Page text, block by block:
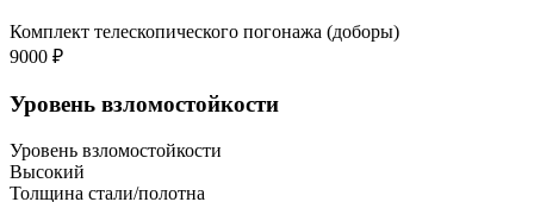
Комплект телескопического погонажа (доборы)
9000 ₽
Уровень взломостойкости
Уровень взломостойкости
Высокий
Толщина стали/полотна